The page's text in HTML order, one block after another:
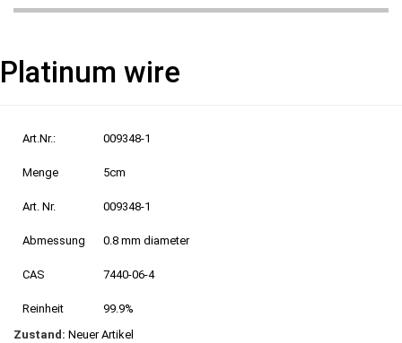
Platinum wire
Art.Nr.: 009348-1
Menge 5cm
Art. Nr. 009348-1
Abmessung 0.8 mm diameter
CAS 7440-06-4
Reinheit
99.9%
Zustand: Neuer Artikel